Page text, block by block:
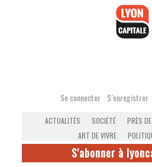
Se connecter S’enregistrer
ACTUALITÉS SOCIÉTÉ PRÈS
ART DE VIVRE
S'abonner à